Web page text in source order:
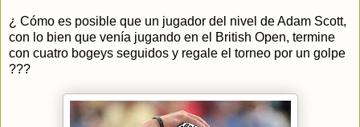
¿ Cómo es posible que un jugador del nivel de Adam Scott,
con lo bien que venía jugando en el British Open, termine
con cuatro bogeys seguidos y regale el torneo por un golpe
???